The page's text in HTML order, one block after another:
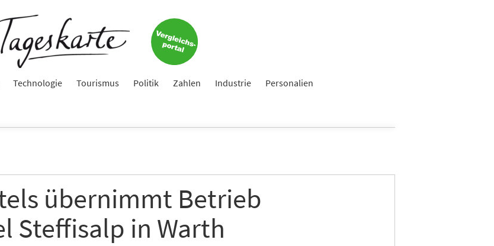
Technologie Tourismus Politik Zahlen Industrie Personalien
übernimmt Betrieb
Steffisalp in Warth